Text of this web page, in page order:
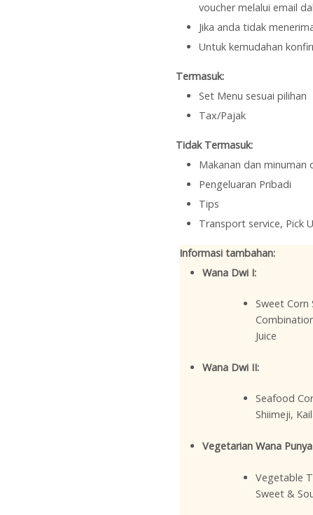
voucher melalui email
Jika anda tidak
Untuk kemudahan
Termasuk:
Set Menu sesuai pilihan
Tax/Pajak
Tidak Termasuk:
Makanan dan minuman
Pengeluaran Pribadi
Tips
Transport service, Pick
Informasi tambahan:
Wana Dwi I:
Sweet Corn
Juice
Wana Dwi II:
Seafood
Shiimeji,
Vegetarian Wana
Vegetable
Sweet &